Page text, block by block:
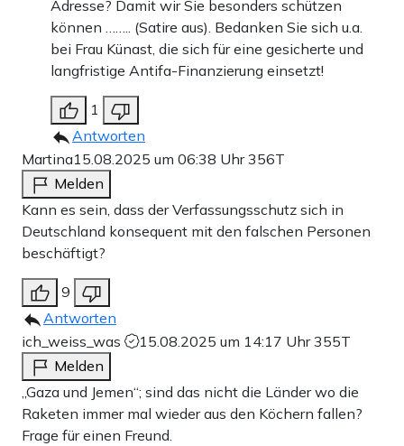
Adresse? Damit wir Sie besonders schützen
können …….. (Satire aus). Bedanken Sie sich u.a.
bei Frau Künast, die sich für eine gesicherte und
langfristige Antifa-Finanzierung einsetzt!
1
Antworten
Martina15.08.2025 um 06:38 Uhr356T
Melden
Kann es sein, dass der Verfassungsschutz sich in
Deutschland konsequent mit den falschen Personen
beschäftigt?
9
Antworten
ich_weiss_was
15.08.2025 um 14:17 Uhr355T
Melden
„Gaza und Jemen“; sind das nicht die Länder wo die
Raketen immer mal wieder aus den Köchern fallen?
Frage für einen Freund.